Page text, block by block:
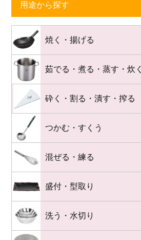
用途から探す
焼く・揚げる
茹でる・煮る・蒸す・炊く
砕く・割る・潰す・搾る
つかむ・すくう
混ぜる・練る
盛付・型取り
洗う・水切り